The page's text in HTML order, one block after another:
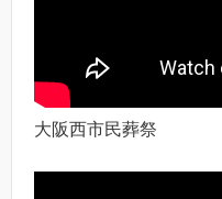
大阪西市民葬祭